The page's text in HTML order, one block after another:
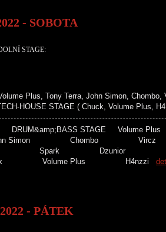
- SOBOTA
STAGE:
Plus, Tony Terra, John Simon, Chombo,
HOUSE STAGE ( Chuck, Volume Plus,
DRUM&amp;BASS STAGE
Simon Chombo
Spark Dzunior
Chuck Volume Plus H4nzzi
- PÁTEK